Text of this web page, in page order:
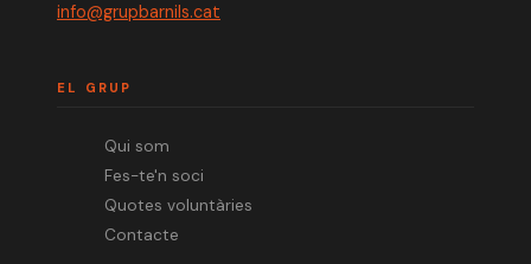
info@grupbarnils.cat
EL GRUP
Qui som
Fes-te'n soci
Quotes voluntàries
Contacte